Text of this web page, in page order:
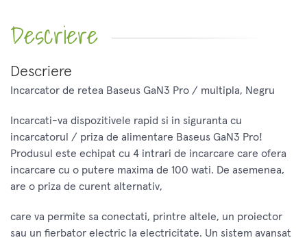
Descriere
Descriere
Incarcator de retea Baseus GaN3 Pro / multipla, Negru
Incarcati-va dispozitivele rapid si in siguranta cu
incarcatorul / priza de alimentare Baseus GaN3 Pro!
Produsul este echipat cu 4 intrari de incarcare care ofera
incarcare cu o putere maxima de 100 wati. De asemenea,
are o priza de curent alternativ,
care va permite sa conectati, printre altele, un proiector
sau un fierbator electric la electricitate. Un sistem avansat